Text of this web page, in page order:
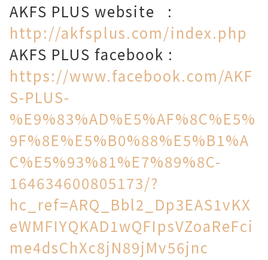
AKFS PLUS website
:
http://akfsplus.com/index.php
AKFS PLUS facebook :
https://www.facebook.com/AKF
S-PLUS-
%E9%83%AD%E5%AF%8C%E5%
9F%8E%E5%B0%88%E5%B1%A
C%E5%93%81%E7%89%8C-
164634600805173/?
hc_ref=ARQ_Bbl2_Dp3EAS1vKX
eWMFIYQKAD1wQFIpsVZoaReFci
me4dsChXc8jN89jMv56jnc